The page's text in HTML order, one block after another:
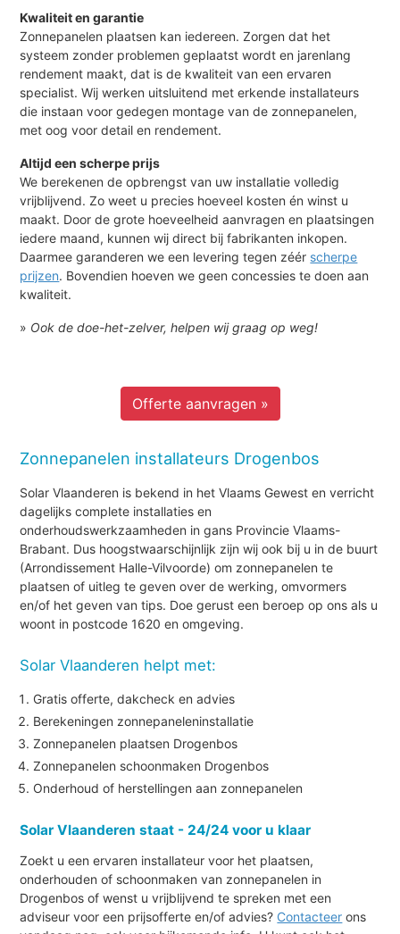
Kwaliteit en garantie
Zonnepanelen plaatsen kan iedereen. Zorgen dat het
systeem zonder problemen geplaatst wordt en jarenlang
rendement maakt, dat is de kwaliteit van een ervaren
specialist. Wij werken uitsluitend met erkende installateurs
die instaan voor gedegen montage van de zonnepanelen,
met oog voor detail en rendement.
Altijd een scherpe prijs
We berekenen de opbrengst van uw installatie volledig
vrijblijvend. Zo weet u precies hoeveel kosten én winst u
maakt. Door de grote hoeveelheid aanvragen en plaatsingen
iedere maand, kunnen wij direct bij fabrikanten inkopen.
Daarmee garanderen we een levering tegen zéér scherpe
prijzen. Bovendien hoeven we geen concessies te doen aan
kwaliteit.
» Ook de doe-het-zelver, helpen wij graag op weg!
Offerte aanvragen »
Zonnepanelen installateurs Drogenbos
Solar Vlaanderen is bekend in het Vlaams Gewest en verricht
dagelijks complete installaties en
onderhoudswerkzaamheden in gans Provincie Vlaams-
Brabant. Dus hoogstwaarschijnlijk zijn wij ook bij u in de buurt
(Arrondissement Halle-Vilvoorde) om zonnepanelen te
plaatsen of uitleg te geven over de werking, omvormers
en/of het geven van tips. Doe gerust een beroep op ons als u
woont in postcode 1620 en omgeving.
Solar Vlaanderen helpt met:
Gratis offerte, dakcheck en advies
Berekeningen zonnepaneleninstallatie
Zonnepanelen plaatsen Drogenbos
Zonnepanelen schoonmaken Drogenbos
Onderhoud of herstellingen aan zonnepanelen
Solar Vlaanderen staat - 24/24 voor u klaar
Zoekt u een ervaren installateur voor het plaatsen,
onderhouden of schoonmaken van zonnepanelen in
Drogenbos of wenst u vrijblijvend te spreken met een
adviseur voor een prijsofferte en/of advies? Contacteer ons